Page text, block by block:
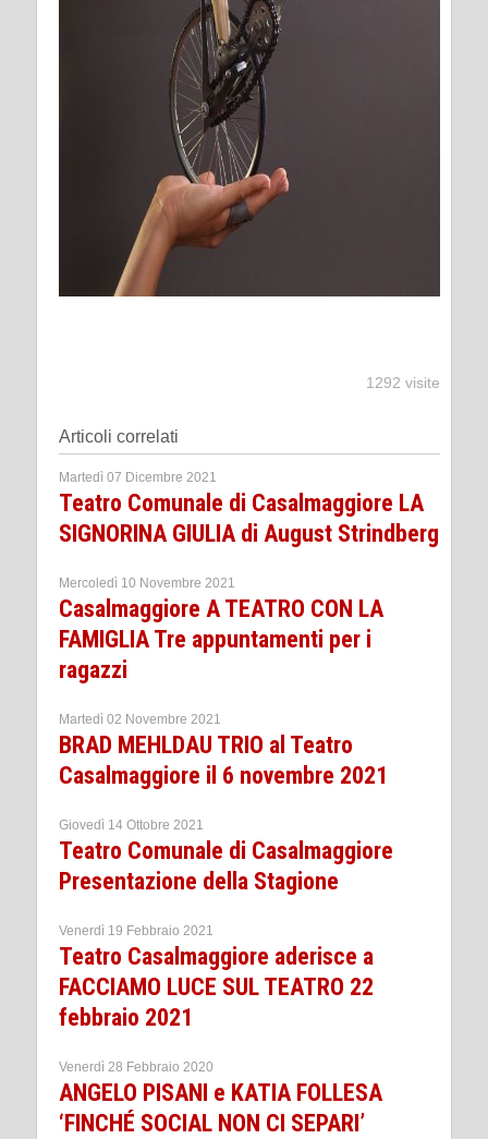
1292 visite
Articoli correlati
Martedì 07 Dicembre 2021
Teatro Comunale di Casalmaggiore LA
SIGNORINA GIULIA di August Strindberg
Mercoledì 10 Novembre 2021
Casalmaggiore A TEATRO CON LA
FAMIGLIA Tre appuntamenti per i
ragazzi
Martedì 02 Novembre 2021
BRAD MEHLDAU TRIO al Teatro
Casalmaggiore il 6 novembre 2021
Giovedì 14 Ottobre 2021
Teatro Comunale di Casalmaggiore
Presentazione della Stagione
Venerdì 19 Febbraio 2021
Teatro Casalmaggiore aderisce a
FACCIAMO LUCE SUL TEATRO 22
febbraio 2021
Venerdì 28 Febbraio 2020
ANGELO PISANI e KATIA FOLLESA
‘FINCHÉ SOCIAL NON CI SEPARI’